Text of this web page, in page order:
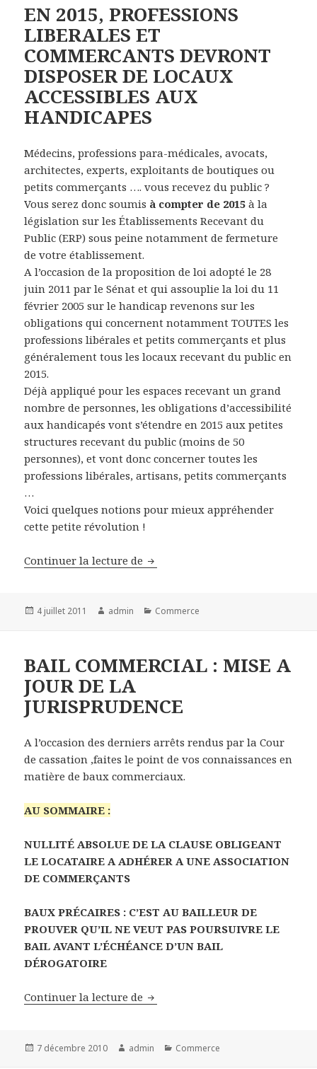
EN 2015, PROFESSIONS
LIBERALES ET
COMMERCANTS DEVRONT
DISPOSER DE LOCAUX
ACCESSIBLES AUX
HANDICAPES
Médecins, professions para-médicales, avocats,
architectes, experts, exploitants de boutiques ou
petits commerçants …. vous recevez du public ?
Vous serez donc soumis à compter de 2015 à la
législation sur les Établissements Recevant du
Public (ERP) sous peine notamment de fermeture
de votre établissement.
A l’occasion de la proposition de loi adopté le 28
juin 2011 par le Sénat et qui assouplie la loi du 11
février 2005 sur le handicap revenons sur les
obligations qui concernent notamment TOUTES les
professions libérales et petits commerçants et plus
généralement tous les locaux recevant du public en
2015.
Déjà appliqué pour les espaces recevant un grand
nombre de personnes, les obligations d’accessibilité
aux handicapés vont s’étendre en 2015 aux petites
structures recevant du public (moins de 50
personnes), et vont donc concerner toutes les
professions libérales, artisans, petits commerçants
…
Voici quelques notions pour mieux appréhender
cette petite révolution !
Continuer la lecture de EN 2015, PROFESSIONS
Publié
4 juillet 2011 Auteur
admin Catégories
Commerce
BAIL COMMERCIAL : MISE A
JOUR DE LA
JURISPRUDENCE
A l’occasion des derniers arrêts rendus par la Cour
de cassation ,faites le point de vos connaissances en
matière de baux commerciaux.
AU SOMMAIRE :
NULLITÉ ABSOLUE DE LA CLAUSE OBLIGEANT
LE LOCATAIRE A ADHÉRER A UNE ASSOCIATION
DE COMMERÇANTS
BAUX PRÉCAIRES : C’EST AU BAILLEUR DE
PROUVER QU’IL NE VEUT PAS POURSUIVRE LE
BAIL AVANT L’ÉCHÉANCE D’UN BAIL
DÉROGATOIRE
Continuer la lecture de BAIL COMMERCIAL : MISE A
Publié
7 décembre 2010 Auteur
admin Catégories
Commerce